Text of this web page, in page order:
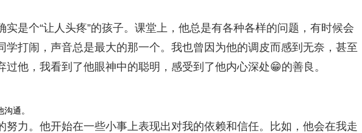
实是个“让人头疼”的孩子。课堂上，他总是有各种各样的问题，有时候会
学打闹，声音总是最大的那一个。我也曾因为他的调皮而感到无奈，甚至
他，我看到了他眼神中的聪明，感受到了他内心深处😁的善良。
通。
努力。他开始在一些小事上表现出对我的依赖和信任。比如，他会在我走